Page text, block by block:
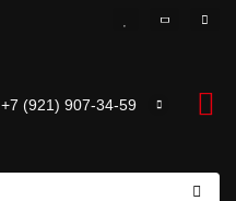
+7 (921) 907-34-59